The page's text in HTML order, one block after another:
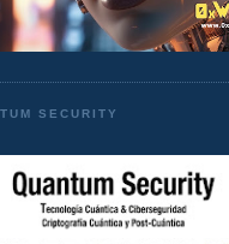
SECURITY